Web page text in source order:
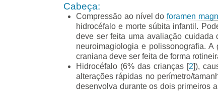
Cabeça:
Compressão ao nível doforamen
hidrocéfalo e morte súbita infantil.
deve ser feita uma avaliação cuidada
neuroimagiologia e polissonografia.
craniana deve ser feita de forma
Hidrocéfalo (6% das crianças [2]),
alterações rápidas no perímetro/
desenvolva durante os dois primeiros